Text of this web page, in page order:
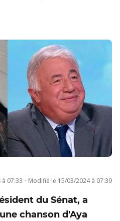
07:33 · Modifié le 15/03/2024 à 07:39
du Sénat, a
chanson d'Aya